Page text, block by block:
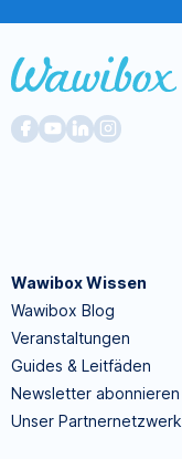
Wawibox Wissen
Wawibox Blog
Veranstaltungen
Guides & Leitfäden
Newsletter abonnieren
Unser Partnernetzwerk